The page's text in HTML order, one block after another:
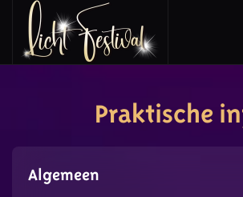
Overslaan en naar de inhoud gaan
Praktische
Algemeen